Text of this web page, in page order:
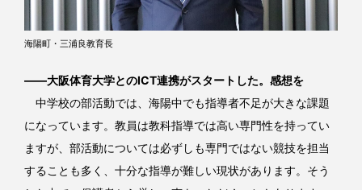
海陽町・三浦良教育長
――大阪体育大学とのICT連携がスタートした。感想を
中学校の部活動では、海陽中でも指導者不足が大きな課題
になっています。教員は教科指導では高い専門性を持ってい
ますが、部活動については必ずしも専門ではない競技を担当
することも多く、十分な指導が難しい現状があります。そう